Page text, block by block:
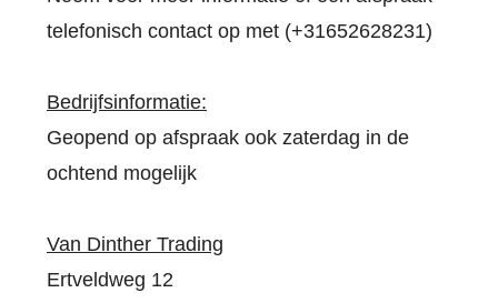
telefonisch contact op met (+31652628231)
Bedrijfsinformatie:
Geopend op afspraak ook zaterdag in de
ochtend mogelijk
Van Dinther Trading
Ertveldweg 12